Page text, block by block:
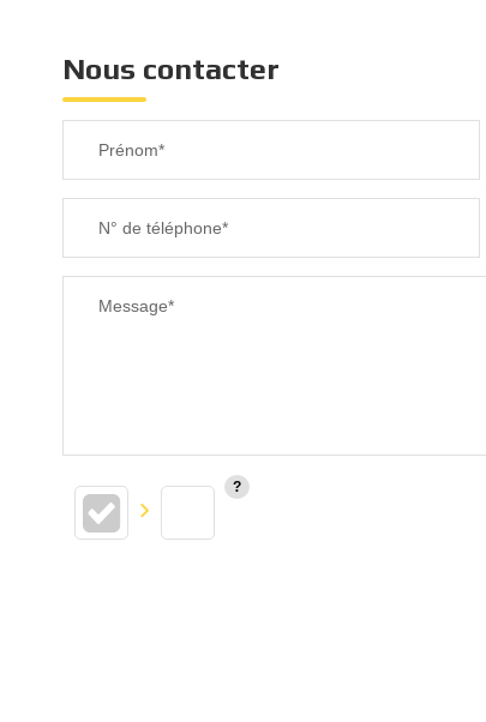
Nous contacter
Prénom*
N° de téléphone*
Message*